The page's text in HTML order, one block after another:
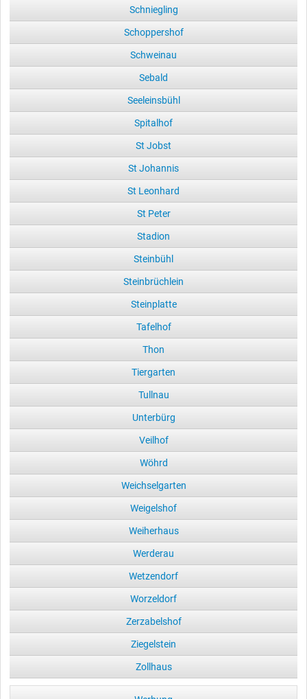
Schniegling
Schoppershof
Schweinau
Sebald
Seeleinsbühl
Spitalhof
St Jobst
St Johannis
St Leonhard
St Peter
Stadion
Steinbühl
Steinbrüchlein
Steinplatte
Tafelhof
Thon
Tiergarten
Tullnau
Unterbürg
Veilhof
Wöhrd
Weichselgarten
Weigelshof
Weiherhaus
Werderau
Wetzendorf
Worzeldorf
Zerzabelshof
Ziegelstein
Zollhaus